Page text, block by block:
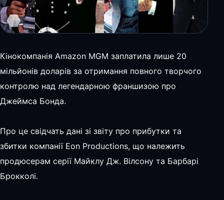
Кінокомпанія Amazon MGM заплатила лише 20
мільйонів доларів за отримання повного творчого
контролю над легендарною франшизою про
Джеймса Бонда.
Про це свідчать дані зі звіту про прибутки та
збитки компанії Eon Productions, що належить
продюсерам серії Майклу Дж. Вілсону та Барбарі
Брокколі.